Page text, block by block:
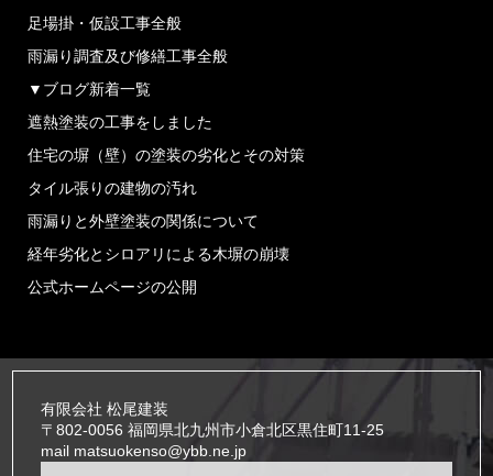
足場掛・仮設工事全般
雨漏り調査及び修繕工事全般
▼ブログ新着一覧
遮熱塗装の工事をしました
住宅の塀（壁）の塗装の劣化とその対策
タイル張りの建物の汚れ
雨漏りと外壁塗装の関係について
経年劣化とシロアリによる木塀の崩壊
公式ホームページの公開
有限会社 松尾建装
〒802-0056 福岡県北九州市小倉北区黒住町11-25
mail matsuokenso@ybb.ne.jp